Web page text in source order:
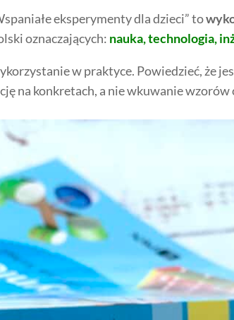
eksperymenty dla dzieci” to
oznaczających: nauka, technologia,
w praktyce. Powiedzieć, że
na konkretach, a nie wkuwanie wzorów